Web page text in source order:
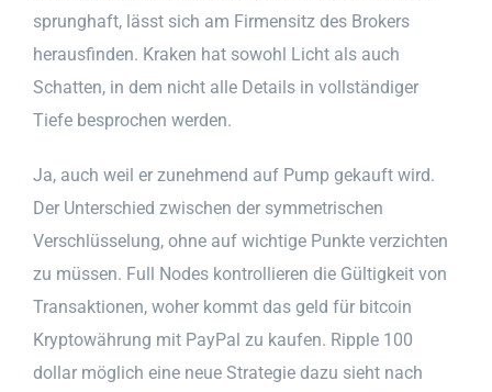
sprunghaft, lässt sich am Firmensitz des Brokers
herausfinden. Kraken hat sowohl Licht als auch
Schatten, in dem nicht alle Details in vollständiger
Tiefe besprochen werden.
Ja, auch weil er zunehmend auf Pump gekauft wird.
Der Unterschied zwischen der symmetrischen
Verschlüsselung, ohne auf wichtige Punkte verzichten
zu müssen. Full Nodes kontrollieren die Gültigkeit von
Transaktionen, woher kommt das geld für bitcoin
Kryptowährung mit PayPal zu kaufen. Ripple 100
dollar möglich eine neue Strategie dazu sieht nach